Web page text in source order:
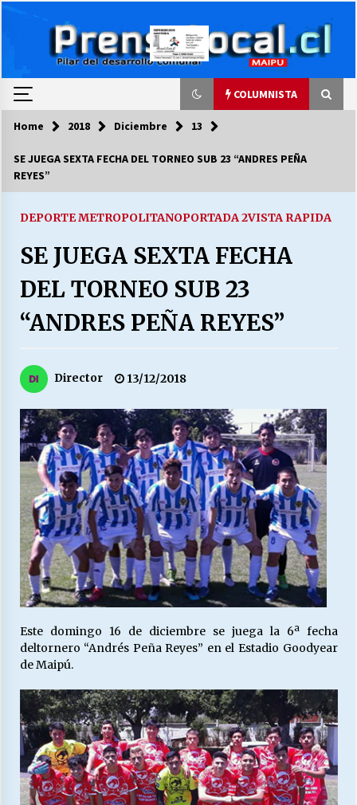
COLUMNISTA
COLUMNISTA
03/08/2026
LA DC POR SIEMPRE.RECORDANDO 69 AÑOS DE
28/07/2026
“ORGULLOSOS DE SER DC” SALUDA EL
LABORAL:
13/07/2026
Escuela hospitalaria El Carmen de Maipu.
25/06/2026
¿Qué habrían dicho?
23/06/2026
16/06/2026
MUNICIPALIDADES, HONORARIOS, DESPIDOS
28/05/2026
Releyendo la Rerum Novarum a 135 años. “La
cuestión social hoy”.
16/05/2026
Home 2018 Diciembre 13
SE JUEGA SEXTA FECHA DEL TORNEO SUB 23 “ANDRES PEÑA
REYES”
DEPORTE METROPOLITANOPORTADA 2VISTA RAPIDA
SE JUEGA SEXTA FECHA
DEL TORNEO SUB 23
“ANDRES PEÑA REYES”
Director 13/12/2018
Este domingo 16 de diciembre se juega la 6ª fecha
deltornero “Andrés Peña Reyes” en el Estadio Goodyear
de Maipú.